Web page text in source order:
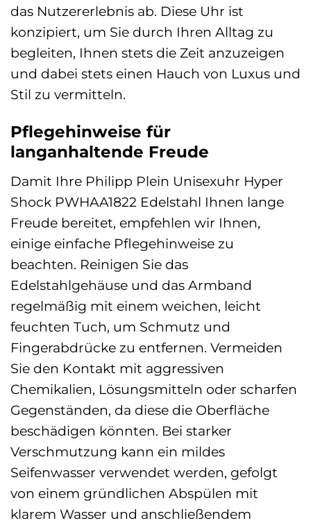
das Nutzererlebnis ab. Diese Uhr ist
konzipiert, um Sie durch Ihren Alltag zu
begleiten, Ihnen stets die Zeit anzuzeigen
und dabei stets einen Hauch von Luxus und
Stil zu vermitteln.
Pflegehinweise für
langanhaltende Freude
Damit Ihre Philipp Plein Unisexuhr Hyper
Shock PWHAA1822 Edelstahl Ihnen lange
Freude bereitet, empfehlen wir Ihnen,
einige einfache Pflegehinweise zu
beachten. Reinigen Sie das
Edelstahlgehäuse und das Armband
regelmäßig mit einem weichen, leicht
feuchten Tuch, um Schmutz und
Fingerabdrücke zu entfernen. Vermeiden
Sie den Kontakt mit aggressiven
Chemikalien, Lösungsmitteln oder scharfen
Gegenständen, da diese die Oberfläche
beschädigen könnten. Bei starker
Verschmutzung kann ein mildes
Seifenwasser verwendet werden, gefolgt
von einem gründlichen Abspülen mit
klarem Wasser und anschließendem